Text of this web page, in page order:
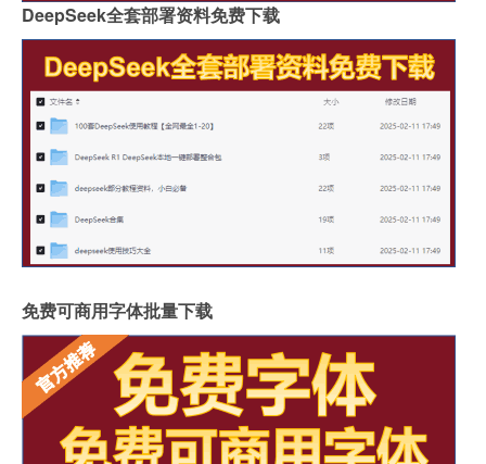
DeepSeek全套部署资料免费下载
免费可商用字体批量下载